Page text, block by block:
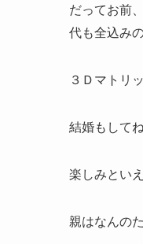
だってお前
代も全込み
３Ｄマトリ
結婚もして
楽しみとい
親はなんの